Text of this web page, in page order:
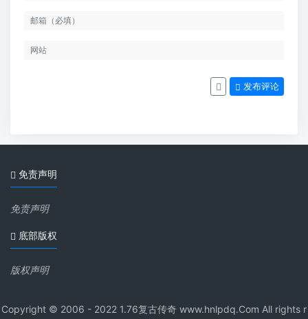
发布评论
免责声明
免责声明
底部版权
版权声明
Copyright © 2006 - 2022 1.76复古传奇 www.hnlpdq.Com All rights r